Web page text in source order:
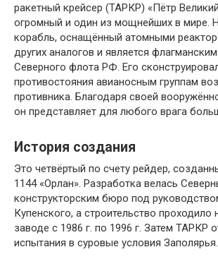
ракетный крейсер (ТАРКР) «Пётр
огромный и один из мощнейших в мире.
корабль, оснащённый атомными
других аналогов и является
Северного флота РФ. Его
противостояния авианосным группам
противника. Благодаря своей
он представляет для любого врага
История создания
Это четвёртый по счету рейдер,
1144 «Орлан». Разработка велась
конструкторским бюро под
Купенского, а строительство проходило
заводе с 1986 г. по 1996 г. Затем ТАРКР
испытания в суровые условия Заполярья.